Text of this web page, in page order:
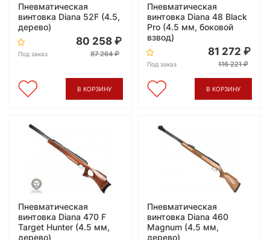
Пневматическая
винтовка Diana 52F (4.5,
дерево)
Под заказ
80 258
87 264
В КОРЗИНУ
Пневматическая
винтовка Diana 48 Black
Pro (4.5 мм, боковой
взвод)
Под заказ
81 272
116 221
В КОРЗИНУ
Пневматическая
винтовка Diana 470 F
Target Hunter (4.5 мм,
дерево)
Пневматическая
винтовка Diana 460
Magnum (4.5 мм,
дерево)